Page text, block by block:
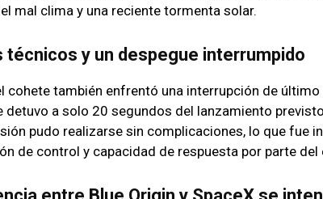
mal clima y una reciente tormenta solar.
técnicos y un despegue interrumpido
cohete también enfrentó una interrupción de
detuvo a solo 20 segundos del lanzamiento
pudo realizarse sin complicaciones, lo que fue
de control y capacidad de respuesta por parte del